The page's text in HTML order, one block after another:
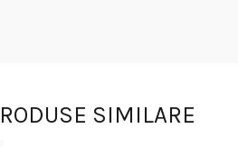
SIMILARE